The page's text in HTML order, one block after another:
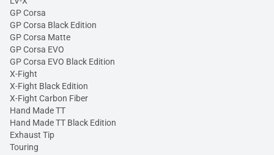
GP Corsa
GP Corsa Black Edition
GP Corsa Matte
GP Corsa EVO
GP Corsa EVO Black Edition
X-Fight
X-Fight Black Edition
X-Fight Carbon Fiber
Hand Made TT
Hand Made TT Black Edition
Exhaust Tip
Touring